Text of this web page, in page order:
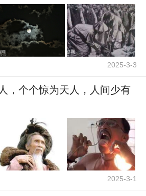
2025-3-3
，个个惊为天人，人间少有
2025-3-1